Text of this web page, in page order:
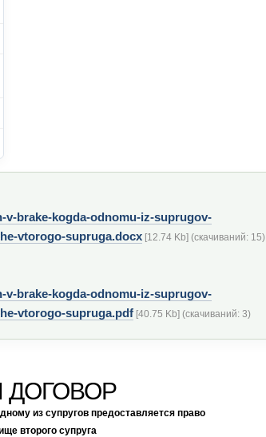
brake-kogda-odnomu-iz-suprugov-
vtorogo-supruga.docx [12.74 Kb] (cкачиваний: 15)
brake-kogda-odnomu-iz-suprugov-
vtorogo-supruga.pdf [40.75 Kb] (cкачиваний: 3)
ДОГОВОР
из супругов предоставляется право
второго супруга